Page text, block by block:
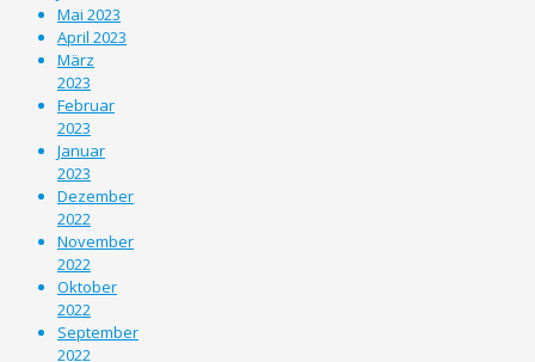
Mai 2023
April 2023
März
2023
Februar
2023
Januar
2023
Dezember
2022
November
2022
Oktober
2022
September
2022